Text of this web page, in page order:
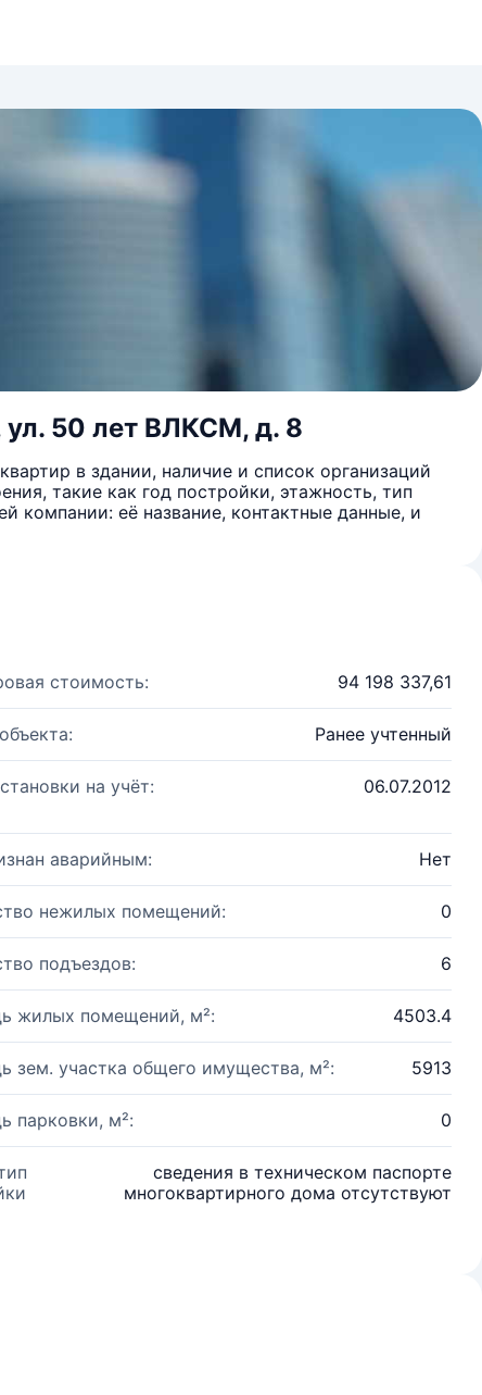
ул. 50 лет ВЛКСМ, д. 8
в здании, наличие и список организаций
такие как год постройки, этажность, тип
компании: её название, контактные данные, и
стоимость: 94 198 337,61
Ранее учтенный
на учёт: 06.07.2012
аварийным: Нет
нежилых помещений: 0
подъездов: 6
жилых помещений, м²: 4503.4
зем. участка общего имущества, м²: 5913
парковки, м²: 0
сведения в техническом паспорте
многоквартирного дома отсутствуют